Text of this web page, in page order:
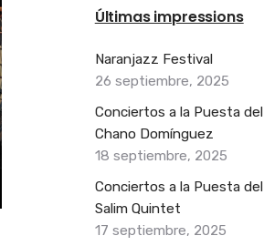
Últimas impressions
Naranjazz Festival
26 septiembre, 2025
Conciertos a la Puesta
Chano Domínguez
18 septiembre, 2025
Conciertos a la Puesta
Salim Quintet
17 septiembre, 2025